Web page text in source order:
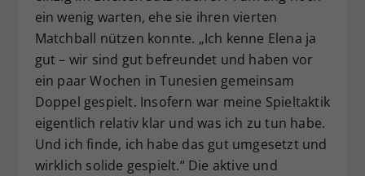
ein wenig warten, ehe sie ihren vierten
Matchball nützen konnte. „Ich kenne Elena ja
gut – wir sind gut befreundet und haben vor
ein paar Wochen in Tunesien gemeinsam
Doppel gespielt. Insofern war meine Spieltaktik
eigentlich relativ klar und was ich zu tun habe.
Und ich finde, ich habe das gut umgesetzt und
wirklich solide gespielt.“ Die aktive und